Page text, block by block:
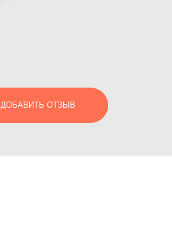
ДОБАВИТЬ ОТЗЫВ